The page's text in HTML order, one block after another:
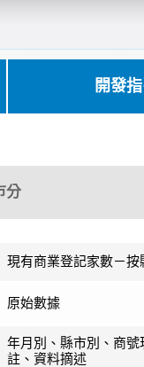
開發
分
現有商業登記家數－按
原始數據
年月別、縣市別、商號
註、資料摘述